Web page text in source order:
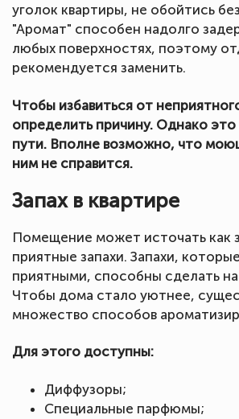
уголок квартиры, не обойтись
"Аромат" способен надолго
любых поверхностях, поэтому
рекомендуется заменить.
Чтобы избавиться от
определить причину. Однако
пути. Вполне возможно, что
ним не справится.
Запах в квартире
Помещение может источать как
приятные запахи. Запахи,
приятными, способны сделать
Чтобы дома стало уютнее,
множество способов
Для этого доступны:
Диффузоры;
Специальные парфюмы;